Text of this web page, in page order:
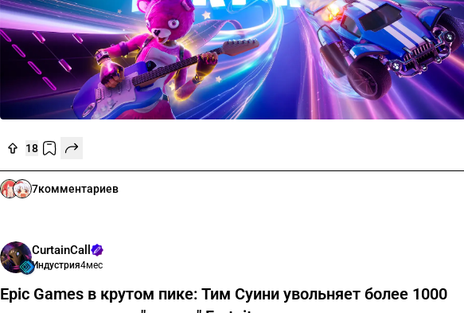
18
7комментариев
CurtainCall
Индустрия4мес
Epic Games в крутом пике: Тим Суини увольняет более 1000